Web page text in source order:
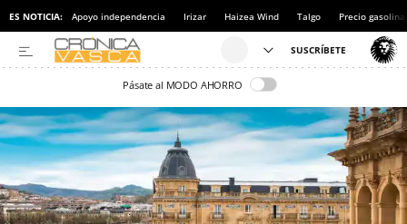
ES NOTICIA: Apoyo independencia Irizar Haizea Wind Talgo Precio gasolina
Pásate al MODO AHORRO